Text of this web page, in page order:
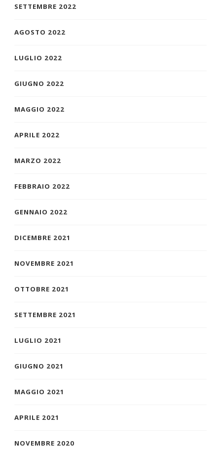
SETTEMBRE 2022
AGOSTO 2022
LUGLIO 2022
GIUGNO 2022
MAGGIO 2022
APRILE 2022
MARZO 2022
FEBBRAIO 2022
GENNAIO 2022
DICEMBRE 2021
NOVEMBRE 2021
OTTOBRE 2021
SETTEMBRE 2021
LUGLIO 2021
GIUGNO 2021
MAGGIO 2021
APRILE 2021
NOVEMBRE 2020